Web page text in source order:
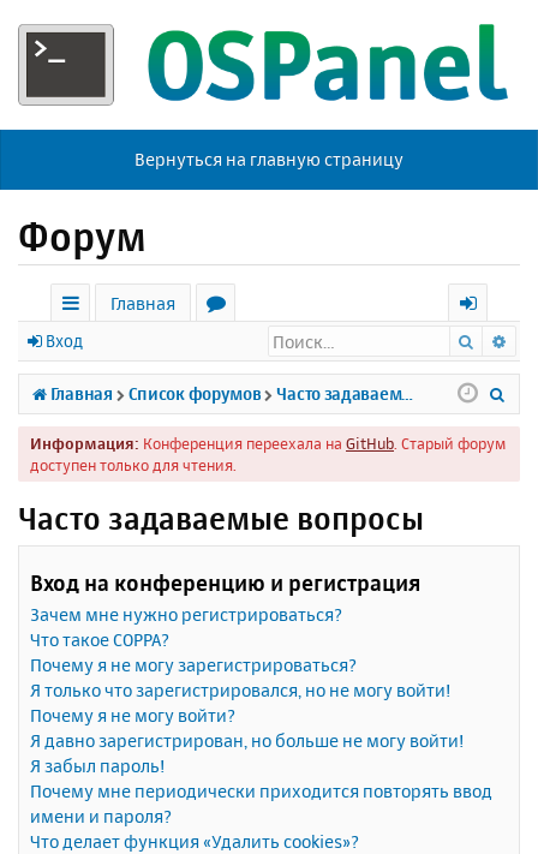
Вернуться на главную страницу
Форум
с
ы
л
к
Главная
р
у
м
х
о
д
Вход Поиск
Главная Список форумов Часто задаваемые вопросы
Информация: Конференция переехала на GitHub . Старый форум
доступен только для чтения.
Часто задаваемые вопросы
Вход на конференцию и регистрация
Зачем мне нужно регистрироваться?
Что такое COPPA?
Почему я не могу зарегистрироваться?
Я только что зарегистрировался, но не могу войти!
Почему я не могу войти?
Я давно зарегистрирован, но больше не могу войти!
Я забыл пароль!
Почему мне периодически приходится повторять ввод
имени и пароля?
Что делает функция «Удалить cookies»?